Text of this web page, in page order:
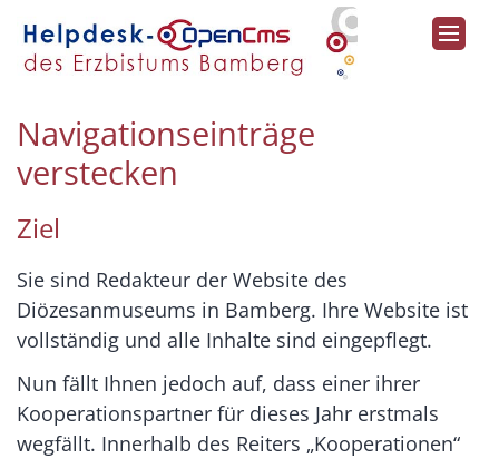
Zum Inhalt springen
Navigationseinträge
verstecken
Ziel
Sie sind Redakteur der Website des
Diözesanmuseums in Bamberg. Ihre Website ist
vollständig und alle Inhalte sind eingepflegt.
Nun fällt Ihnen jedoch auf, dass einer ihrer
Kooperationspartner für dieses Jahr erstmals
wegfällt. Innerhalb des Reiters „Kooperationen“